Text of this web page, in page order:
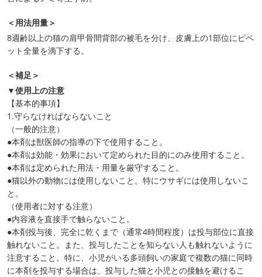
＜用法用量＞
8週齢以上の猫の肩甲骨間背部の被毛を分け、皮膚上の1部位にピペ
ット全量を滴下する。
＜補足＞
▼使用上の注意
【基本的事項】
1.守らなければならないこと
（一般的注意）
●本剤は獣医師の指導の下で使用すること。
●本剤は効能・効果において定められた目的にのみ使用すること。
●本剤は定められた用法・用量を厳守すること。
●猫以外の動物には使用しないこと。特にウサギには使用しないこ
と。
（使用者に対する注意）
●内容液を直接手で触らないこと。
●本剤投与後、完全に乾くまで（通常4時間程度）は投与部位に直接
触れないこと。また、投与したことを知らない人も触れないように
注意すること。特に、小児がいる多頭飼いの家庭で複数の猫に同時
に本剤を投与する場合は、投与した猫と小児との接触を避けるこ